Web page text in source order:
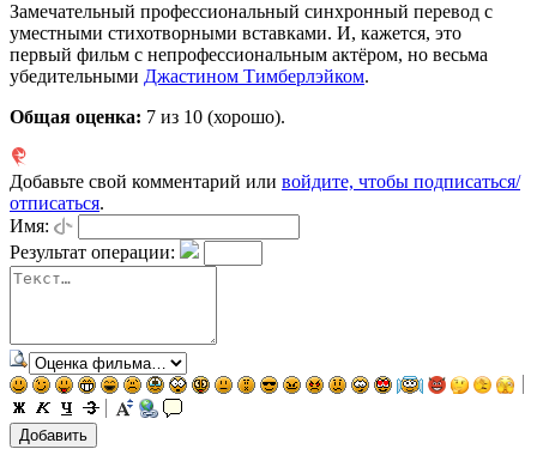
Замечательный профессиональный синхронный перевод с
уместными стихотворными вставками. И, кажется, это
первый фильм с непрофессиональным актёром, но весьма
убедительными Джастином Тимберлэйком.
Общая оценка: 7 из 10 (хорошо).
Добавьте свой комментарий или войдите, чтобы подписаться/
отписаться.
Имя:
Результат операции: